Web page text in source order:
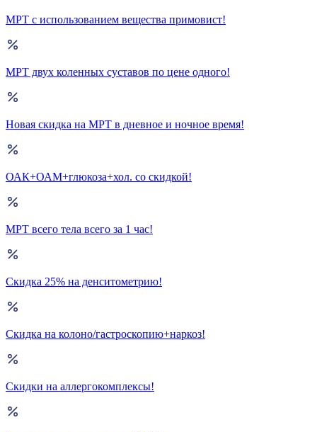
МРТ с использованием вещества примовист!
МРТ двух коленных суставов по цене одного!
Новая скидка на МРТ в дневное и ночное время!
ОАК+ОАМ+глюкоза+хол. со скидкой!
МРТ всего тела всего за 1 час!
Скидка 25% на денситометрию!
Скидка на колоно/гастроскопию+наркоз!
Скидки на аллергокомплексы!